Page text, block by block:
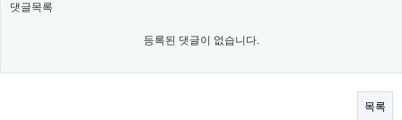
댓글목록
등록된 댓글이 없습니다.
목록